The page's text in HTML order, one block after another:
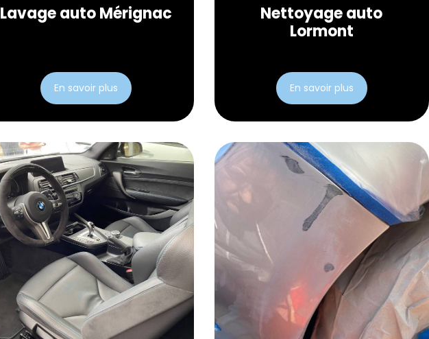
Lavage auto Mérignac
En savoir plus
Nettoyage auto
Lormont
En savoir plus